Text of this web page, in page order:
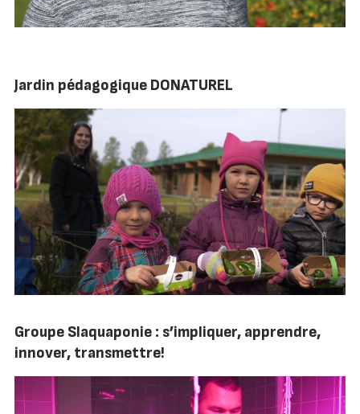
Jardin pédagogique DONATUREL
Groupe Slaquaponie : s’impliquer, apprendre,
innover, transmettre!